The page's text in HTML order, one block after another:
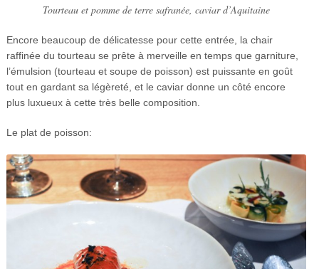
Tourteau et pomme de terre safranée, caviar d’Aquitaine
Encore beaucoup de délicatesse pour cette entrée, la chair
raffinée du tourteau se prête à merveille en temps que garniture,
l’émulsion (tourteau et soupe de poisson) est puissante en goût
tout en gardant sa légèreté, et le caviar donne un côté encore
plus luxueux à cette très belle composition.
Le plat de poisson: